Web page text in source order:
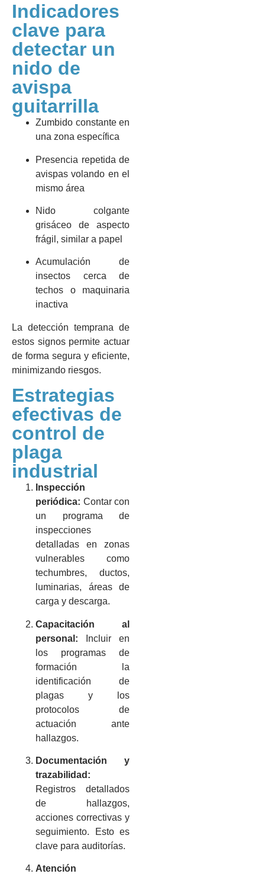
Indicadores
clave para
detectar un
nido de
avispa
guitarrilla
Zumbido constante en
una zona específica
Presencia repetida de
avispas volando en el
mismo área
Nido colgante
grisáceo de aspecto
frágil, similar a papel
Acumulación de
insectos cerca de
techos o maquinaria
inactiva
La detección temprana de
estos signos permite actuar
de forma segura y eficiente,
minimizando riesgos.
Estrategias
efectivas de
control de
plaga
industrial
Inspección
periódica: Contar con
un programa de
inspecciones
detalladas en zonas
vulnerables como
techumbres, ductos,
luminarias, áreas de
carga y descarga.
Capacitación al
personal: Incluir en
los programas de
formación la
identificación de
plagas y los
protocolos de
actuación ante
hallazgos.
Documentación y
trazabilidad:
Registros detallados
de hallazgos,
acciones correctivas y
seguimiento. Esto es
clave para auditorías.
Atención